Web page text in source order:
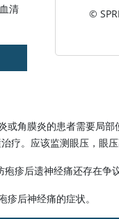
©
清
角膜炎的患者需要局
。应该监测眼压，眼压
疹后遗神经痛还存在争议
后神经痛的症状。